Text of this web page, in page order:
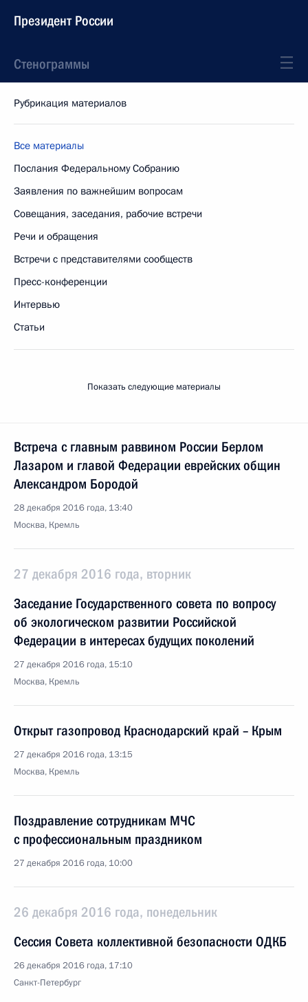
Президент России
Стенограммы
Рубрикация материалов
Все материалы
Послания Федеральному Собранию
Заявления по важнейшим вопросам
Совещания, заседания, рабочие встречи
Речи и обращения
Встречи с представителями сообществ
Пресс-конференции
Интервью
Статьи
Показать следующие материалы
Встреча с главным раввином России Берлом
Лазаром и главой Федерации еврейских общин
Александром Бородой
28 декабря 2016 года, 13:40
Москва, Кремль
27 декабря 2016 года, вторник
Заседание Государственного совета по вопросу
об экологическом развитии Российской
Федерации в интересах будущих поколений
27 декабря 2016 года, 15:10
Москва, Кремль
Открыт газопровод Краснодарский край – Крым
27 декабря 2016 года, 13:15
Москва, Кремль
Поздравление сотрудникам МЧС
с профессиональным праздником
27 декабря 2016 года, 10:00
26 декабря 2016 года, понедельник
Сессия Совета коллективной безопасности ОДКБ
26 декабря 2016 года, 17:10
Санкт-Петербург